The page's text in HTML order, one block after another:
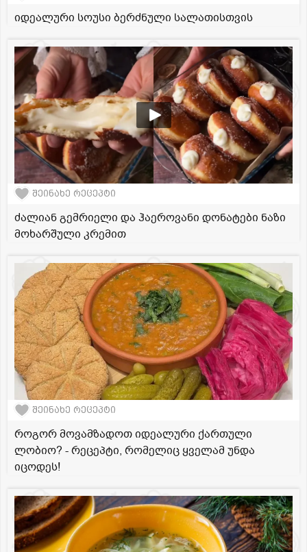
იდეალური სოუსი ბერძნული სალათისთვის
შეინახე რეცეპტი
ძალიან გემრიელი და ჰაეროვანი დონატები ნაზი
მოხარშული კრემით
შეინახე რეცეპტი
როგორ მოვამზადოთ იდეალური ქართული
ლობიო? - რეცეპტი, რომელიც ყველამ უნდა
იცოდეს!